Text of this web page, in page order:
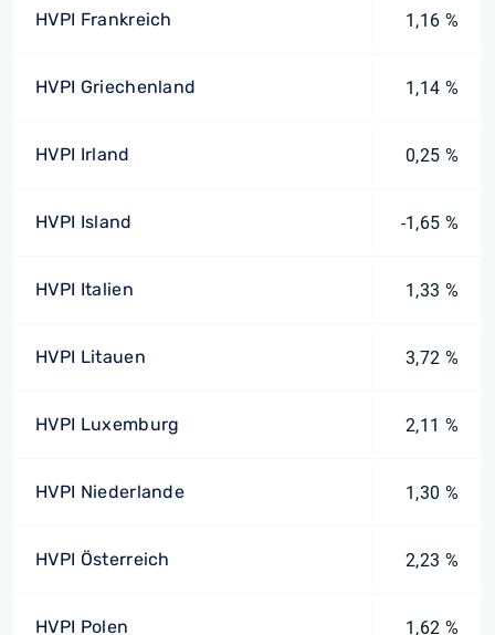
HVPI Frankreich 1,16 %
HVPI Griechenland 1,14 %
HVPI Irland 0,25 %
HVPI Island -1,65 %
HVPI Italien 1,33 %
HVPI Litauen 3,72 %
HVPI Luxemburg 2,11 %
HVPI Niederlande 1,30 %
HVPI Österreich 2,23 %
HVPI Polen 1,62 %